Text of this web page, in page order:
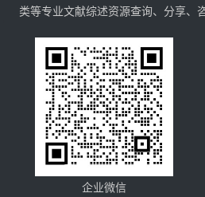
类等专业文献综述资源查询、分享、
企业微信